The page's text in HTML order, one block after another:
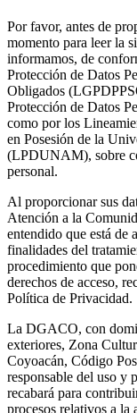
Por favor, antes de
momento para leer la
informamos, de
Protección de Datos
Obligados
Protección de Datos
como por los
en Posesión de la
(LPDUNAM), sobre
personal.
Al proporcionar sus
Atención a la
entendido que está de
finalidades del
procedimiento que
derechos de acceso,
Política de Privacidad.
La DGACO, con
exteriores, Zona
Coyoacán, Código
responsable del uso y
recabará para
procesos relativos a la